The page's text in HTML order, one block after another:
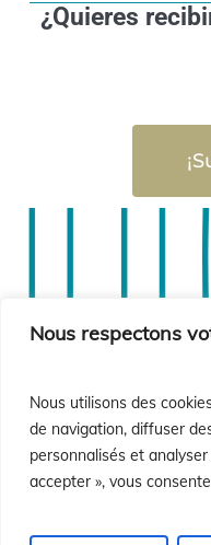
Nous respectons
Nous utilisons des
de navigation, diffuser
personnalisés et
accepter », vous
¿Quieres